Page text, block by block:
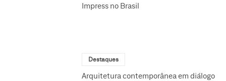
Impress no Brasil
Destaques
Arquitetura contemporânea em diálogo